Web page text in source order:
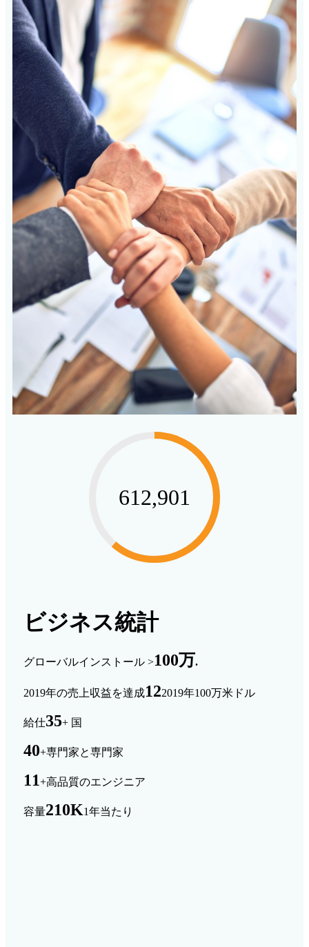
1,000,000
ビジネス統計
グローバルインストール >100万.
2019年の売上収益を達成122019年100万米ドル
給仕35+ 国
40+専門家と専門家
11+高品質のエンジニア
容量210K1年当たり